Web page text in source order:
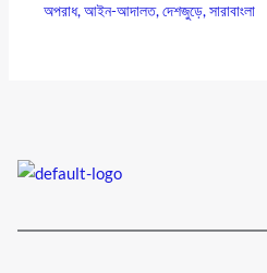
অপরাধ,আইন-আদালত,দেশজুড়ে,সারাবাংলা